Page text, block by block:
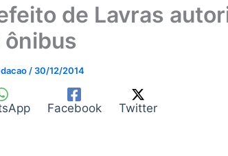
de Lavras
ônibus
/ 30/12/2014
Facebook Twitter